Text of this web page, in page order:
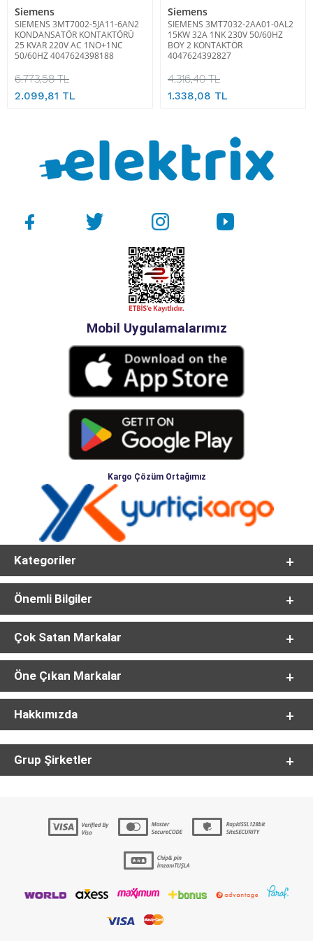
Siemens
SIEMENS 3MT7002-5JA11-6AN2
KONDANSATÖR KONTAKTÖRÜ
25 KVAR 220V AC 1NO+1NC
50/60HZ 4047624398188
6.773,58 TL
2.099,81 TL
Siemens
SIEMENS 3MT7032-2AA01-0AL2
15KW 32A 1NK 230V 50/60HZ
BOY 2 KONTAKTÖR
4047624392827
4.316,40 TL
1.338,08 TL
Mobil Uygulamalarımız
Kargo Çözüm Ortağımız
Kategoriler
Önemli Bilgiler
Çok Satan Markalar
Öne Çıkan Markalar
Hakkımızda
Grup Şirketler